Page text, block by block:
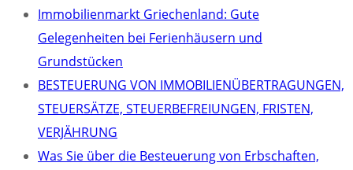
Immobilienmarkt Griechenland: Gute
Gelegenheiten bei Ferienhäusern und
Grundstücken
BESTEUERUNG VON IMMOBILIENÜBERTRAGUNGEN,
STEUERSÄTZE, STEUERBEFREIUNGEN, FRISTEN,
VERJÄHRUNG
Was Sie über die Besteuerung von Erbschaften,